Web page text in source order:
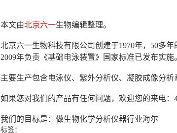
本文由北京六一生物编辑整理。
北京六一生物科技有限公司创建于1970年，50多
2009年负责《基础电泳装置》国家标准已发布实
主要生产包含电泳仪、紫外分析仪、凝胶成像分
如果您对我们的产品有任何问题，欢迎您的来电：
我们的目标是：做生物化学分析仪器行业海尔
标签：